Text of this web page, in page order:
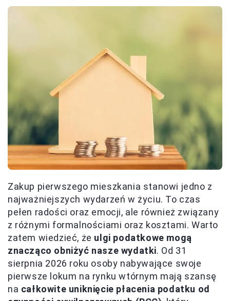
Zakup pierwszego mieszkania stanowi jedno z
najważniejszych wydarzeń w życiu. To czas
pełen radości oraz emocji, ale również związany
z różnymi formalnościami oraz kosztami. Warto
zatem wiedzieć, że ulgi podatkowe mogą
znacząco obniżyć nasze wydatki. Od 31
sierpnia 2026 roku osoby nabywające swoje
pierwsze lokum na rynku wtórnym mają szansę
na całkowite uniknięcie płacenia podatku od